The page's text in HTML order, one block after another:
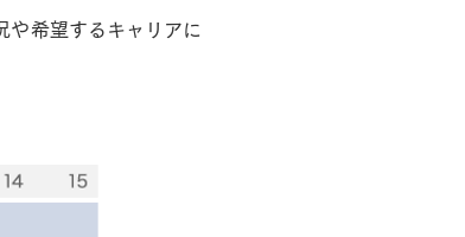
希望するキャリアに